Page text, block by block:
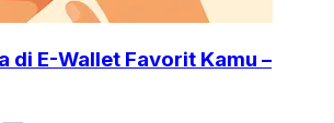
di E-Wallet Favorit Kamu –